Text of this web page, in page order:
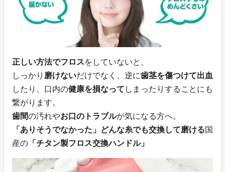
正しい方法でフロスをしていないと、
しっかり 磨けないだけでなく、逆に歯茎を傷つけて出血
したり、口内の健康を損なって しまったりすることにも
繋がります。
歯間の汚れやお口のトラブルが気になる方へ。
「ありそうでなかった」どんな糸でも交換して磨ける国
産の 「チタン製フロス交換ハンドル」